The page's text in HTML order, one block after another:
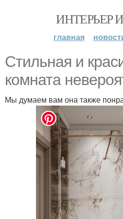
ИНТЕРЬЕР
главная
Стильная и
комната
Мы думаем вам она также